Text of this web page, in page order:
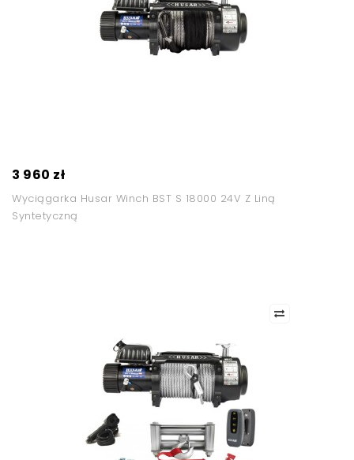
3 960 zł
Wyciągarka Husar Winch BST S 18000 24V Z Liną
Syntetyczną